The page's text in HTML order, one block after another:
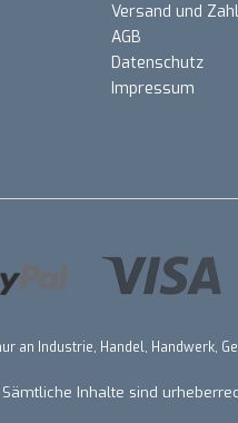
Versand und
AGB
Datenschutz
Impressum
an Industrie, Handel, Handwerk,
Inhalte sind